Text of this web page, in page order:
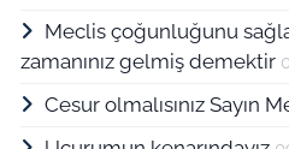
Meclis çoğunluğunu
zamanınız gelmiş demektir
Cesur olmalısınız Sayın